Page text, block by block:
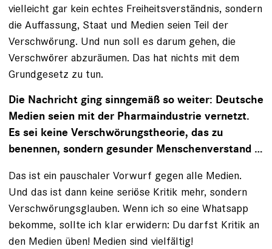
vielleicht gar kein echtes Freiheitsverständnis, sondern
die Auffassung, Staat und Medien seien Teil der
Verschwörung. Und nun soll es darum gehen, die
Verschwörer abzuräumen. Das hat nichts mit dem
Grundgesetz zu tun.
Die Nachricht ging sinngemäß so weiter: Deutsche
Medien seien mit der Pharmaindustrie vernetzt.
Es sei keine Verschwörungstheorie, das zu
benennen, sondern gesunder Menschenverstand …
Das ist ein pauschaler Vorwurf gegen alle Medien.
Und das ist dann keine seriöse Kritik mehr, sondern
Verschwörungsglauben. Wenn ich so eine Whatsapp
bekomme, sollte ich klar erwidern: Du darfst Kritik an
den Medien üben! Medien sind vielfältig!